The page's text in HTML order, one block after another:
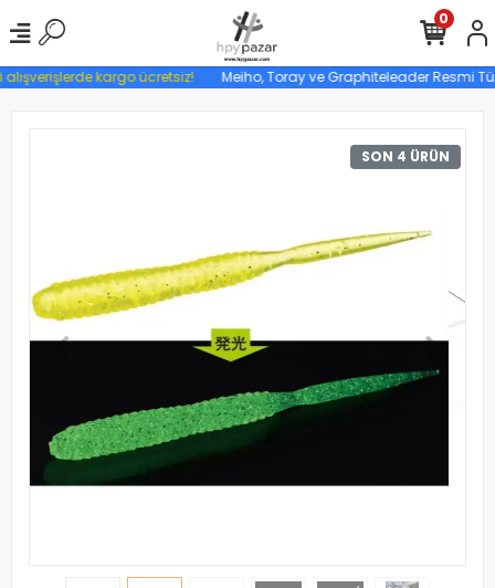
kargo ücretsiz! Meiho, Toray ve Graphiteleader Resmi
0
SON 4 ÜRÜN